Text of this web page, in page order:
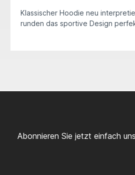
Klassischer Hoodie neu
runden das sportive Design
Abonnieren Sie jetzt einfach